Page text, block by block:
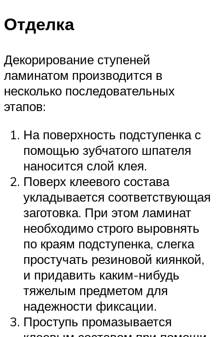
Отделка
Декорирование ступеней
ламинатом производится в
несколько последовательных
этапов:
На поверхность подступенка с
помощью зубчатого шпателя
наносится слой клея.
Поверх клеевого состава
укладывается соответствующая
заготовка. При этом ламинат
необходимо строго выровнять
по краям подступенка, слегка
простучать резиновой киянкой,
и придавить каким-нибудь
тяжелым предметом для
надежности фиксации.
Проступь промазывается